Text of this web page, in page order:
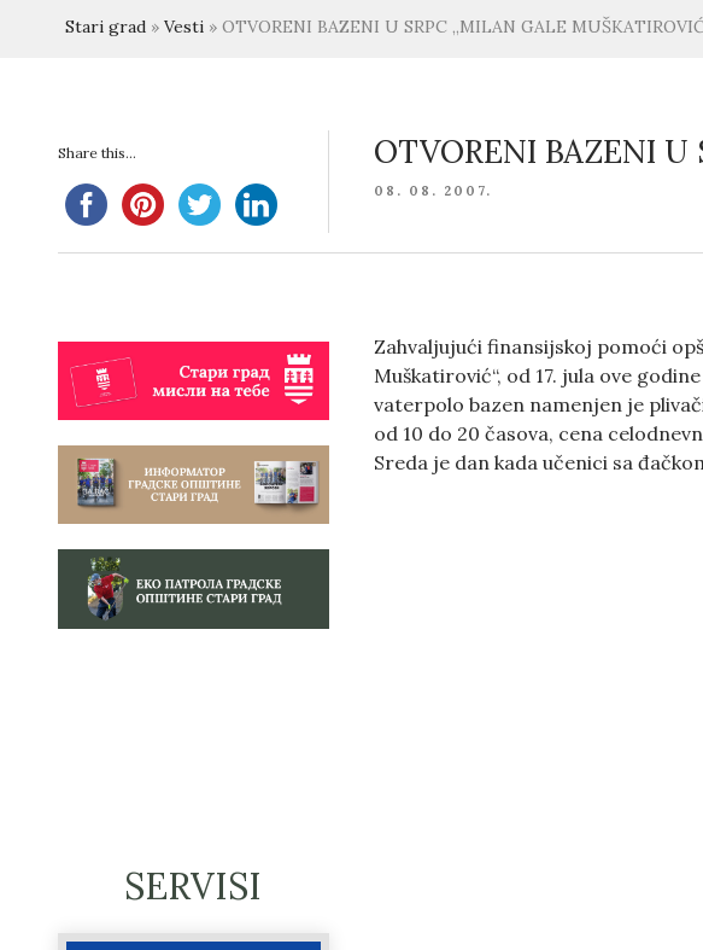
Stari grad » Vesti » OTVORENI BAZENI U SRPC „MILAN GALE
Share this... OTVORENI BAZENI U
POSTED
08. 08. 2007.
SERVISI
Zahvaljujući finansijskoj pomoći
Muškatirović“, od 17. jula ove
vaterpolo bazen namenjen je
od 10 do 20 časova, cena
Sreda je dan kada učenici sa